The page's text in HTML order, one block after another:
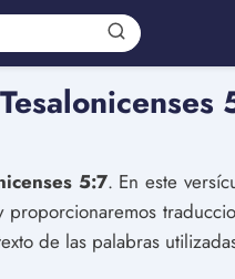
5:7. En este
de las palabras